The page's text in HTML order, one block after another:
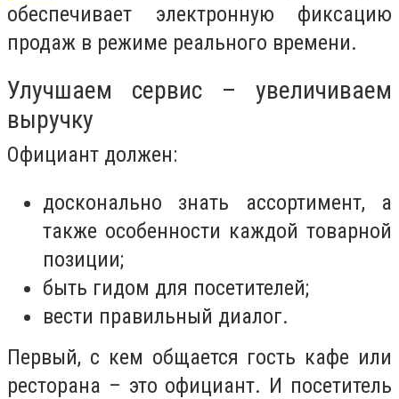
обеспечивает электронную фиксацию
продаж в режиме реального времени.
Улучшаем сервис – увеличиваем
выручку
Официант должен:
досконально знать ассортимент, а
также особенности каждой товарной
позиции;
быть гидом для посетителей;
вести правильный диалог.
Первый, с кем общается гость кафе или
ресторана – это официант. И посетитель